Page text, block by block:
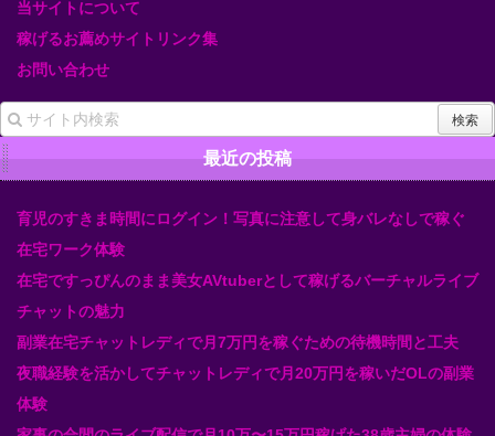
当サイトについて
稼げるお薦めサイトリンク集
お問い合わせ
最近の投稿
育児のすきま時間にログイン！写真に注意して身バレなしで稼ぐ
在宅ワーク体験
在宅ですっぴんのまま美女AVtuberとして稼げるバーチャルライブ
チャットの魅力
副業在宅チャットレディで月7万円を稼ぐための待機時間と工夫
夜職経験を活かしてチャットレディで月20万円を稼いだOLの副業
体験